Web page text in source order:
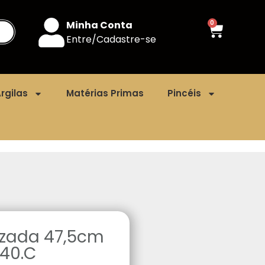
Minha Conta
Entre/Cadastre-se
0
Matérias Primas Pincéis
47,5cm